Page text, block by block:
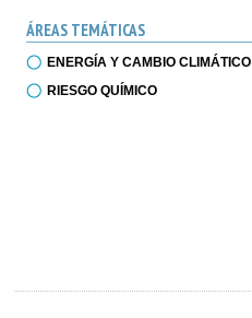
ÁREAS TEMÁTICAS
ENERGÍA Y CAMBIO CLIMÁTICO
RIESGO QUÍMICO